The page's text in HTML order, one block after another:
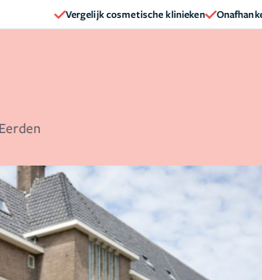
Vergelijk cosmetische klinieken